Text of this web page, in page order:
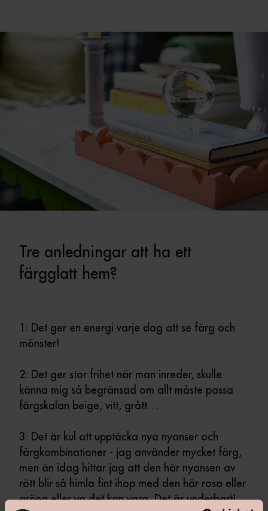
Tre anledningar att ha ett
färgglatt hem?
1: Det ger en energi varje dag att se färg och
mönster!
2: Det ger stor frihet när man inreder, skulle
känna mig så begränsad om allt måste passa
färgskalan beige, vitt, grått…
3: Det är kul att upptäcka nya nyanser och
färgkombinationer - jag använder mycket färg,
men än idag hittar jag att den här nyansen av
rött blir så himla fint ihop med den här rosa eller
gröna eller va det kan vara. Det är underbart!